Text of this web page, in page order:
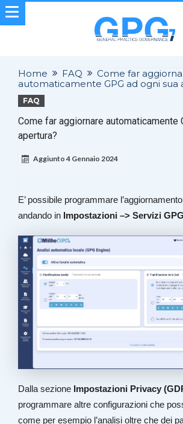
Home FAQ
Come far
automaticamente GPG ad ogni sua
FAQ
Come far aggiornare automaticamente
apertura?
Aggiunto4 Gennaio 2024
E’ possibile programmare
andando in Impostazioni –> Servizi
Dalla sezione Impostazioni Privacy
programmare altre configurazioni che
come per esempio l’analisi oltre che dei